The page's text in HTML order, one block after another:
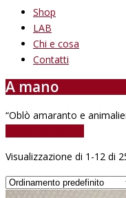
Shop
LAB
Chi e cosa
Contatti
A mano
“Oblò amaranto e
Visualizzazione di 1-12 di